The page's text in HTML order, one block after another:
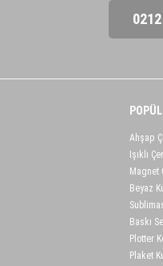
Ahşap
Işıklı
Magnet
Beyaz
Baskı
Plotter
Plaket